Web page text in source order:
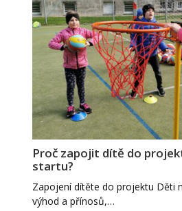
Proč zapojit dítě do
startu?
Zapojení dítěte do projektu Děti
výhod a přínosů,…